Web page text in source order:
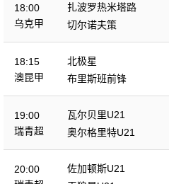
18:00
乌克甲
扎波罗热米塔路
切尔诺夫策
18:15
澳昆甲
北极星
布里斯班前锋
19:00
瑞青超
瓦尔贝里U21
奥尔格里特U21
20:00
佐加顿斯U21